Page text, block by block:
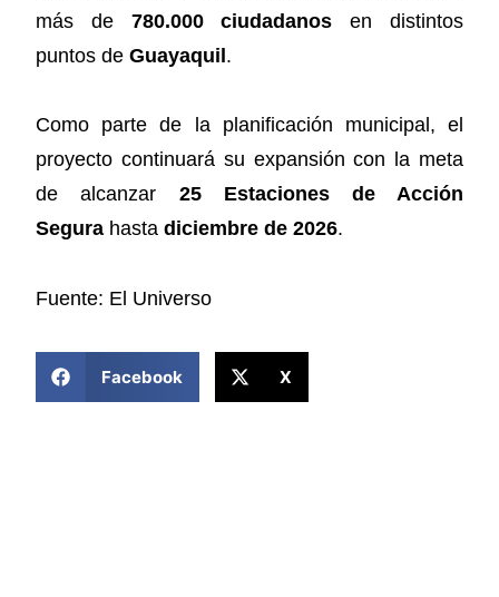
más de 780.000 ciudadanos en distintos
puntos deGuayaquil.
Como parte de la planificación municipal, el
proyecto continuará su expansión con la meta
de alcanzar 25 Estaciones de Acción
Segura hastadiciembre de 2026.
Fuente: El Universo
Facebook X